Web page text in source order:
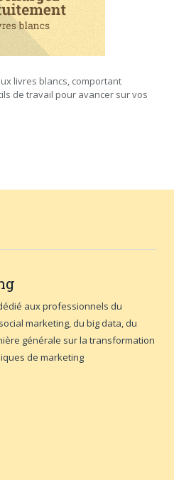
livres blancs, comportant
de travail pour avancer sur vos
aux professionnels du
marketing, du big data, du
générale sur la transformation
de marketing